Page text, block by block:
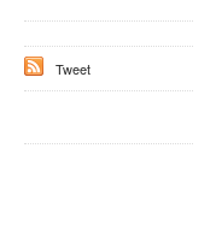
Tweet